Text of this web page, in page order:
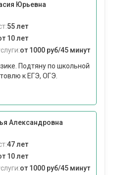
Юрьевна
55 лет
10 лет
от 1000 руб/45 минут
Подтяну по школьной
к ЕГЭ, ОГЭ.
Александровна
47 лет
10 лет
от 1000 руб/45 минут